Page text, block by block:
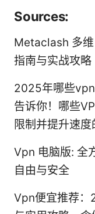
Sources:
Metaclash 多
指南与实战攻略
2025年哪些
告诉你！哪些
限制并提升速
Vpn 电脑版: 全
自由与安全
Vpn便宜推荐：